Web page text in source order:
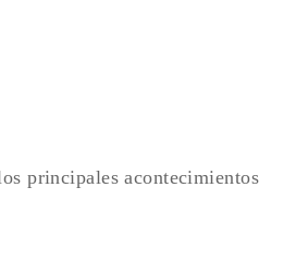
principales acontecimientos